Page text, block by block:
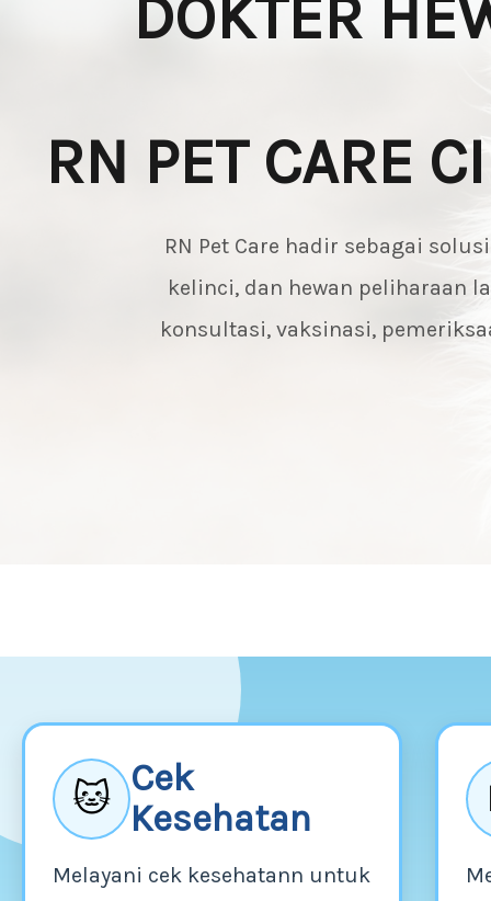
DOKTER
RN PET CARE
RN Pet Care hadir sebagai
kelinci, dan hewan peliharaan
konsultasi, vaksinasi,
🐱 Cek
Kesehatan
Melayani cek kesehatann untuk